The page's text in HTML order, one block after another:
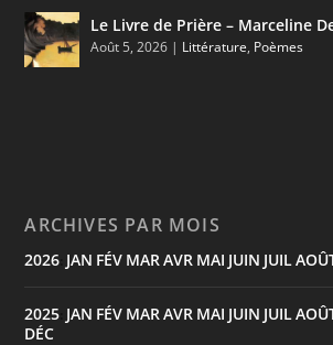
Le Livre de Prière – Marceline
Août 5, 2026 | Littérature, Poèmes
ARCHIVES PAR MOIS
2026 JAN FÉV MARAVR MAI JUIN JUIL
2025 JAN FÉV MARAVR MAI JUIN JUIL
DÉC